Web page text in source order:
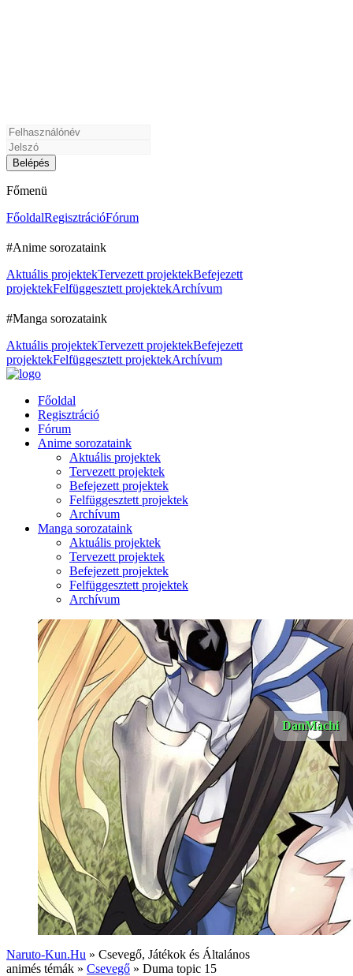
Főmenü
FőoldalRegisztrációFórum
#Anime sorozataink
Aktuális projektekTervezett projektekBefejezett
projektekFelfüggesztett projektekArchívum
#Manga sorozataink
Aktuális projektekTervezett projektekBefejezett
projektekFelfüggesztett projektekArchívum
Főoldal
Regisztráció
Fórum
Anime sorozataink
Aktuális projektek
Tervezett projektek
Befejezett projektek
Felfüggesztett projektek
Archívum
Manga sorozataink
Aktuális projektek
Tervezett projektek
Befejezett projektek
Felfüggesztett projektek
Archívum
DanMachi
Naruto-Kun.Hu » Csevegő, Játékok és Általános
animés témák » Csevegő » Duma topic 15